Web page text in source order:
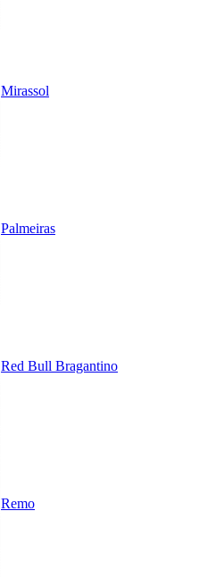
Mirassol
Palmeiras
Red Bull Bragantino
Remo